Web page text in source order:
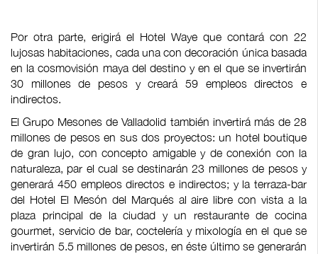
Por otra parte, erigirá el Hotel Waye que contará con 22
lujosas habitaciones, cada una con decoración única basada
en la cosmovisión maya del destino y en el que se invertirán
30 millones de pesos y creará 59 empleos directos e
indirectos.
El Grupo Mesones de Valladolid también invertirá más de 28
millones de pesos en sus dos proyectos: un hotel boutique
de gran lujo, con concepto amigable y de conexión con la
naturaleza, par el cual se destinarán 23 millones de pesos y
generará 450 empleos directos e indirectos; y la terraza-bar
del Hotel El Mesón del Marqués al aire libre con vista a la
plaza principal de la ciudad y un restaurante de cocina
gourmet, servicio de bar, coctelería y mixología en el que se
invertirán 5.5 millones de pesos, en éste último se generarán